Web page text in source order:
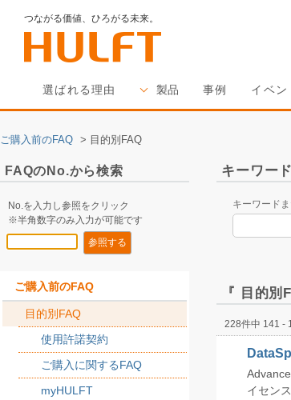
つながる価値、ひろがる未来。
選ばれる理由 製品 事例 イベン
ご購入前のFAQ > 目的別FAQ
FAQのNo.から検索
No.を入力し参照をクリック
※半角数字のみ入力が可能です
ご購入前のFAQ
目的別FAQ
使用許諾契約
ご購入に関するFAQ
myHULFT
キーワー
キーワード
『 目的
228件中 141 -
イセン